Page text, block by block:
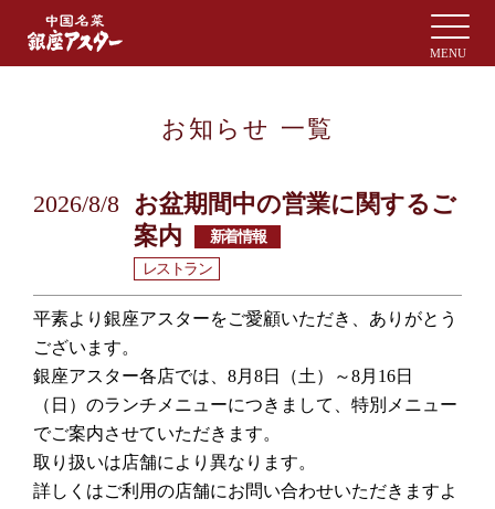
お知らせ 一覧
2026/8/8 お盆期間中の営業に関するご
案内
新着情報
レストラン
平素より銀座アスターをご愛顧いただき、ありがとう
ございます。
銀座アスター各店では、8月8日（土）～8月16日
（日）のランチメニューにつきまして、特別メニュー
でご案内させていただきます。
取り扱いは店舗により異なります。
詳しくはご利用の店舗にお問い合わせいただきますよ